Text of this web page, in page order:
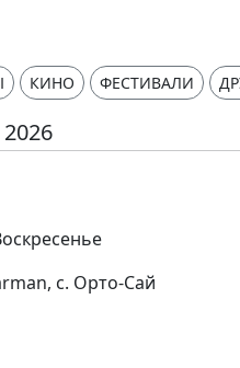
КИНО ФЕСТИВАЛИ
с. Орто-Сай